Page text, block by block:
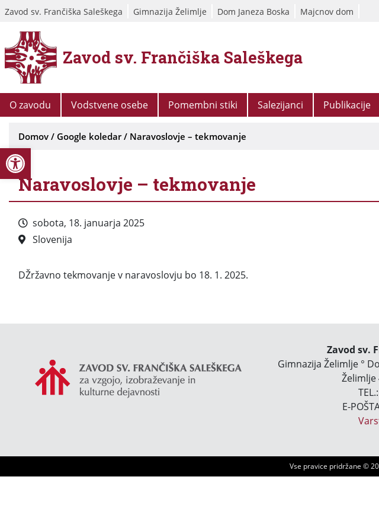
Open toolbar
Zavod sv. Frančiška Saleškega Gimnazija Želimlje Dom Janeza Boska Majcnov dom
Zavod sv. Frančiška Saleškega
O zavodu Vodstvene osebe Pomembni stiki Salezijanci Publikacije
Domov / Google koledar/ Naravoslovje – tekmovanje
Naravoslovje – tekmovanje
sobota, 18. januarja 2025
Slovenija
DŽržavno tekmovanje v naravoslovju bo 18. 1. 2025.
Zavod sv.
Gimnazija Želimlje °
Želimlje
E-
Vse pravice pridržane ©